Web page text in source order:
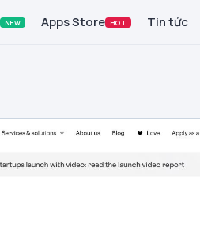
NEW Apps Store HOT Tin tức